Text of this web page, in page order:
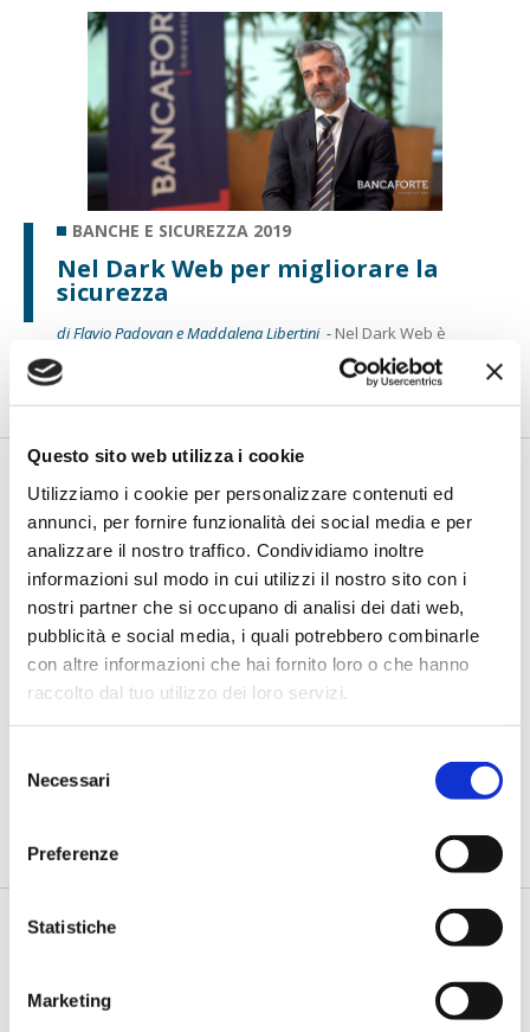
Questo sito web utilizza i cookie
Utilizziamo i cookie per personalizzare contenuti ed
annunci, per fornire funzionalità dei social media e per
analizzare il nostro traffico. Condividiamo inoltre
informazioni sul modo in cui utilizzi il nostro sito con i
nostri partner che si occupano di analisi dei dati web,
pubblicità e social media, i quali potrebbero combinarle
con altre informazioni che hai fornito loro o che hanno
raccolto dal tuo utilizzo dei loro servizi.
delNecessari
Preferenze
Statistiche
Marketing
BANCHE E SICUREZZA 2019
Nel Dark Web per migliorare la
sicurezza
di Flavio Padovan e Maddalena Libertini -Nel Dark Web è
possibile comprare moduli già pronti di malware o di
campagne di phish...
BANCHE E SICUREZZA 2019
Bnl scende in campo per la cyber
di Flavio Padovan e Maddalena Libertini -
Bnl ha lanciato un
progetto innovativo per migliorare i livelli di sicurezza cyber